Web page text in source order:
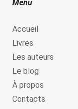
Menu
Accueil
Livres
Les auteurs
Le blog
À propos
Contacts